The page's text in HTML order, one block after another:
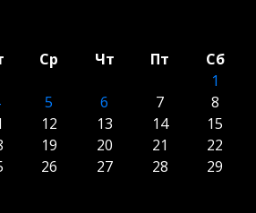
Ср Чт Пт
Сб
1
5 6 7
8
12 13 14
15
19 20 21
22
26 27 28
29